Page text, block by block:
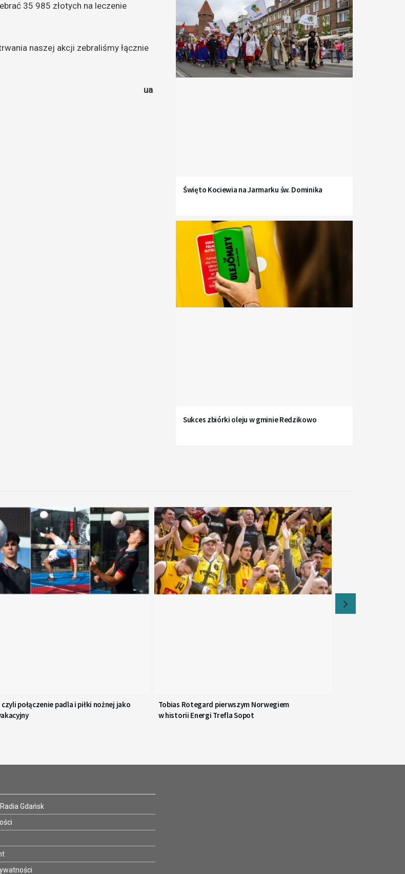
35 985 złotych na leczenie
naszej akcji zebraliśmy łącznie
ua
Święto Kociewia na Jarmarku św. Dominika
Sukces zbiórki oleju w gminie Redzikowo
połączenie padla i piłki nożnej jako
Tobias Rotegard pierwszym Norwegiem
w historii Energi Trefla Sopot
Gdańsk